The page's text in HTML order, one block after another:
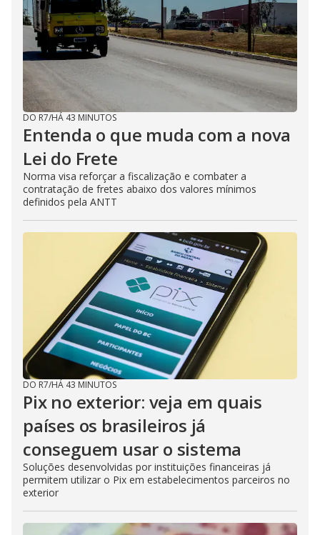
d
e
o
DO R7/HÁ 43 MINUTOS
Entenda o que muda com a nova
Lei do Frete
Norma visa reforçar a fiscalização e combater a
contratação de fretes abaixo dos valores mínimos
definidos pela ANTT
DO R7/HÁ 43 MINUTOS
Pix no exterior: veja em quais
países os brasileiros já
conseguem usar o sistema
Soluções desenvolvidas por instituições financeiras já
permitem utilizar o Pix em estabelecimentos parceiros no
exterior